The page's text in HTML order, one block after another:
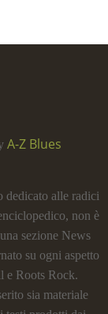
A-Z Blues
dedicato alle radici
non è
sezione News
su ogni aspetto
e Roots Rock.
sia materiale